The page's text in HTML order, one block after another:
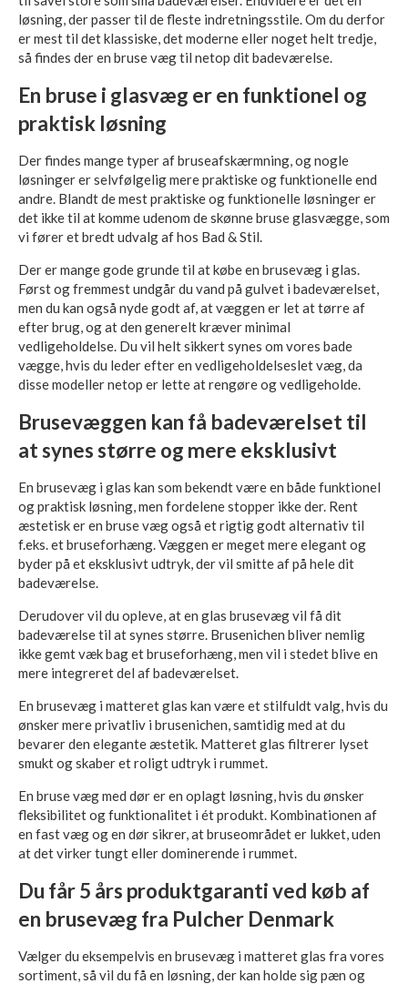
løsning, der passer til de fleste indretningsstile. Om du derfor
er mest til det klassiske, det moderne eller noget helt tredje,
så findes der en bruse væg til netop dit badeværelse.
En bruse i glasvæg er en funktionel og
praktisk løsning
Der findes mange typer af bruseafskærmning, og nogle
løsninger er selvfølgelig mere praktiske og funktionelle end
andre. Blandt de mest praktiske og funktionelle løsninger er
det ikke til at komme udenom de skønne bruse glasvægge, som
vi fører et bredt udvalg af hos Bad & Stil.
Der er mange gode grunde til at købe en brusevæg i glas.
Først og fremmest undgår du vand på gulvet i badeværelset,
men du kan også nyde godt af, at væggen er let at tørre af
efter brug, og at den generelt kræver minimal
vedligeholdelse. Du vil helt sikkert synes om vores bade
vægge, hvis du leder efter en vedligeholdelseslet væg, da
disse modeller netop er lette at rengøre og vedligeholde.
Brusevæggen kan få badeværelset til
at synes større og mere eksklusivt
En brusevæg i glas kan som bekendt være en både funktionel
og praktisk løsning, men fordelene stopper ikke der. Rent
æstetisk er en bruse væg også et rigtig godt alternativ til
f.eks. et bruseforhæng. Væggen er meget mere elegant og
byder på et eksklusivt udtryk, der vil smitte af på hele dit
badeværelse.
Derudover vil du opleve, at en glas brusevæg vil få dit
badeværelse til at synes større. Brusenichen bliver nemlig
ikke gemt væk bag et bruseforhæng, men vil i stedet blive en
mere integreret del af badeværelset.
En brusevæg i matteret glas kan være et stilfuldt valg, hvis du
ønsker mere privatliv i brusenichen, samtidig med at du
bevarer den elegante æstetik. Matteret glas filtrerer lyset
smukt og skaber et roligt udtryk i rummet.
En bruse væg med dør er en oplagt løsning, hvis du ønsker
fleksibilitet og funktionalitet i ét produkt. Kombinationen af
en fast væg og en dør sikrer, at bruseområdet er lukket, uden
at det virker tungt eller dominerende i rummet.
Du får 5 års produktgaranti ved køb af
en brusevæg fra Pulcher Denmark
Vælger du eksempelvis en brusevæg i matteret glas fra vores
sortiment, så vil du få en løsning, der kan holde sig pæn og